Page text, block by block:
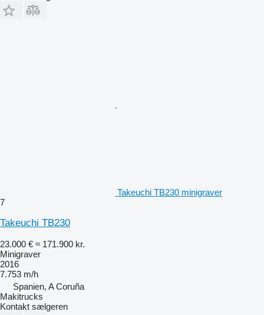
Takeuchi TB230 minigraver
7
Takeuchi TB230
23.000 € ≈ 171.900 kr.
Minigraver
2016
7.753 m/h
Spanien, A Coruña
Makitrucks
Kontakt sælgeren